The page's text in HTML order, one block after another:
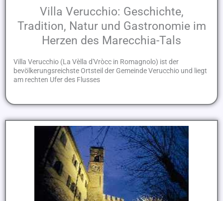
Villa Verucchio: Geschichte,
Tradition, Natur und Gastronomie im
Herzen des Marecchia-Tals
Villa Verucchio (La Vèlla d'Vròcc in Romagnolo) ist der
bevölkerungsreichste Ortsteil der Gemeinde Verucchio und liegt
am rechten Ufer des Flusses